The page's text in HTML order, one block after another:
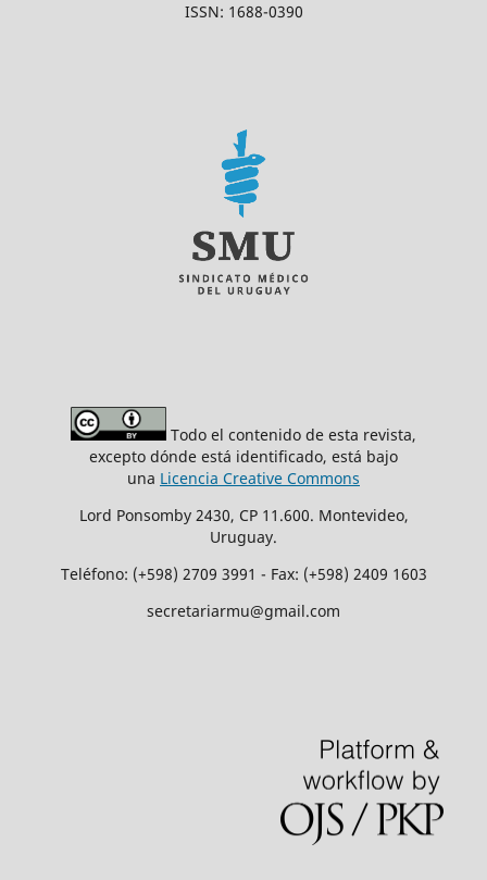
ISSN: 1688-0390
Todo el contenido de esta revista,
excepto dónde está identificado, está bajo
una Licencia Creative Commons
Lord Ponsomby 2430, CP 11.600. Montevideo,
Uruguay.
Teléfono: (+598) 2709 3991 - Fax: (+598) 2409 1603
secretariarmu@gmail.com